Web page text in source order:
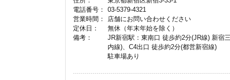
電話番号：
03-5379-4321
営業時間：
店舗にお問い合わせください
定休日：
無休（年末年始を除く）
備考：
JR新宿駅：東南口 徒歩約2分(JR線) 新宿
内線)、C4出口 徒歩約2分(都営新宿線)
駐車場あり